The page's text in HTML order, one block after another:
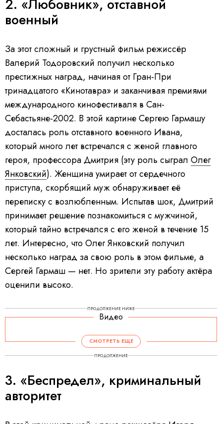
2. «Любовник», отставной
военный
За этот сложный и грустный фильм режиссёр
Валерий Тодоровский получил несколько
престижных наград, начиная от Гран-При
тринадцатого «Кинотавра» и заканчивая премиями
международного кинофестиваля в Сан-
Себастьяне-2002. В этой картине Сергею Гармашу
досталась роль отставного военного Ивана,
который много лет встречался с женой главного
героя, профессора Дмитрия (эту роль сыграл Олег
Янковский). Женщина умирает от сердечного
приступа, скорбящий муж обнаруживает её
переписку с возлюбленным. Испытав шок, Дмитрий
принимает решение познакомиться с мужчиной,
который тайно встречался с его женой в течение 15
лет. Интересно, что Олег Янковский получил
несколько наград за свою роль в этом фильме, а
Сергей Гармаш — нет. Но зрители эту работу актёра
оценили высоко.
ПРОДОЛЖЕНИЕ НИЖЕ
Видео
СМОТРЕТЬ ЕЩЕ
ПРОДОЛЖЕНИЕ
3. «Беспредел», криминальный
авторитет